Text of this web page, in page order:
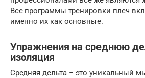
Все программы тренировки плеч
именно их как основные.
Упражнения на среднюю
изоляция
Средняя дельта – это уникальный